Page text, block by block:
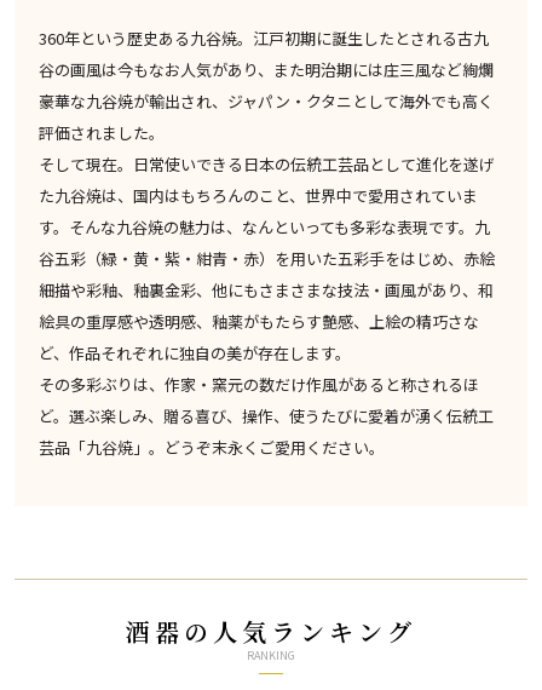
360年という歴史ある九谷焼。江戸初期に誕生したとされる古九
谷の画風は今もなお人気があり、また明治期には庄三風など絢爛
豪華な九谷焼が輸出され、ジャパン・クタニとして海外でも高く
評価されました。
そして現在。日常使いできる日本の伝統工芸品として進化を遂げ
た九谷焼は、国内はもちろんのこと、世界中で愛用されていま
す。そんな九谷焼の魅力は、なんといっても多彩な表現です。九
谷五彩（緑・黄・紫・紺青・赤）を用いた五彩手をはじめ、赤絵
細描や彩釉、釉裏金彩、他にもさまさまな技法・画風があり、和
絵具の重厚感や透明感、釉薬がもたらす艶感、上絵の精巧さな
ど、作品それぞれに独自の美が存在します。
その多彩ぶりは、作家・窯元の数だけ作風があると称されるほ
ど。選ぶ楽しみ、贈る喜び、操作、使うたびに愛着が湧く伝統工
芸品「九谷焼」。どうぞ末永くご愛用ください。
酒器の人気ランキング
RANKING